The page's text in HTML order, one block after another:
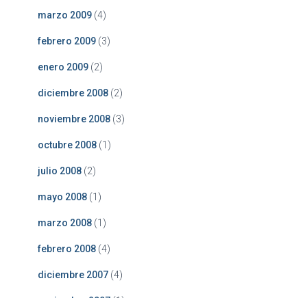
marzo 2009 (4)
febrero 2009 (3)
enero 2009 (2)
diciembre 2008 (2)
noviembre 2008 (3)
octubre 2008 (1)
julio 2008 (2)
mayo 2008 (1)
marzo 2008 (1)
febrero 2008 (4)
diciembre 2007 (4)